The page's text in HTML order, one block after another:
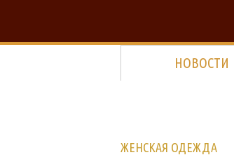
НОВОСТИ
ЖЕНСКАЯ ОДЕЖДА